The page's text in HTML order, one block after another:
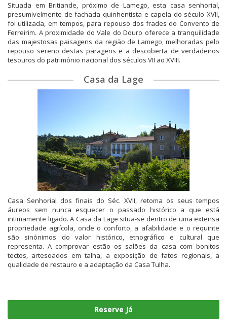
Situada em Britiande, próximo de Lamego, esta casa senhorial,
presumivelmente de fachada quinhentista e capela do século XVII,
foi utilizada, em tempos, para repouso dos frades do Convento de
Ferreirim. A proximidade do Vale do Douro oferece a tranquilidade
das majestosas paisagens da região de Lamego, melhoradas pelo
repouso sereno destas paragens e a descoberta de verdadeiros
tesouros do património nacional dos séculos VII ao XVIII.
Casa da Lage
Casa Senhorial dos finais do Séc. XVII, retoma os seus tempos
áureos sem nunca esquecer o passado histórico a que está
intimamente ligado. A Casa da Lage situa-se dentro de uma extensa
propriedade agrícola, onde o conforto, a afabilidade e o requinte
são sinónimos do valor histórico, etnográfico e cultural que
representa. A comprovar estão os salões da casa com bonitos
tectos, artesoados em talha, a exposição de fatos regionais, a
qualidade de restauro e a adaptação da Casa Tulha.
Reserve Já